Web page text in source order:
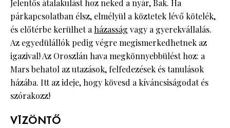
Jelentős átalakulást hoz neked a nyár, Bak. Ha
párkapcsolatban élsz, elmélyül a köztetek lévő kötelék,
és előtérbe kerülhet aházasság vagy a gyerekvállalás.
Az egyedülállók pedig végre megismerkedhetnek az
igazival! Az Oroszlán hava megkönnyebbülést hoz: a
Mars behatol az utazások, felfedezések és tanulások
házába. Itt az ideje, hogy kövesd a kíváncsiságodat és
szórakozz!
VÍZÖNTŐ